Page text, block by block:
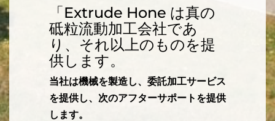
「Extrude Hone は真の
砥粒流動加工会社であ
り、それ以上のものを提
供します。
当社は機械を製造し、委託加工サービス
を提供し、次のアフターサポートを提供
します。